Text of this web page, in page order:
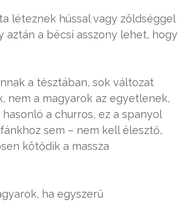
léteznek hússal vagy zöldséggel
a bécsi asszony lehet, hogy
a tésztában, sok változat
nem a magyarok az egyetlenek,
a churros, ez a spanyol
sem – nem kell élesztő,
kötődik a massza
ha egyszerű